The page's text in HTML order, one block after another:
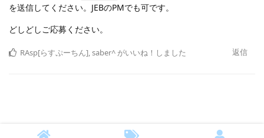
を送信してください。JEBのPMでも可です。
どしどしご応募ください。
返信
RAsp[らすぷーちん],saber^ がいいね！しました